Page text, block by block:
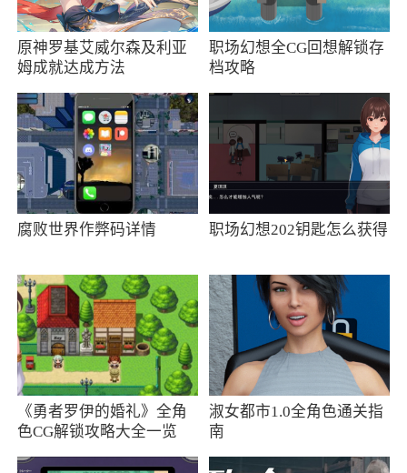
关锁自动计费
2、有保障：365出行设有200万意外险、代
驾险等保险为您保驾护航
3、可提供长途汽车客运站地址、长途汽车客
运站联系电话、客运站周边公交路线等信息查询
服务
4、专业驾驶员遍及中国多个城市，可上下
轻松
5、距离近：5公里内优先选择就近司机为您
提供服务，代驾离您只有一步之遥
6、安全：司机平均驾龄8年以上，严格的入
职制度，注重对司机的实际驾驶技术考核
7、出行365已经成功实现吉林、黑龙江、内
原神罗基艾威尔森及利亚
姆成就达成方法
职场幻想全CG回想解锁存
档攻略
腐败世界作弊码详情 职场幻想202钥匙怎么获得
《勇者罗伊的婚礼》全角
色CG解锁攻略大全一览
淑女都市1.0全角色通关指
南